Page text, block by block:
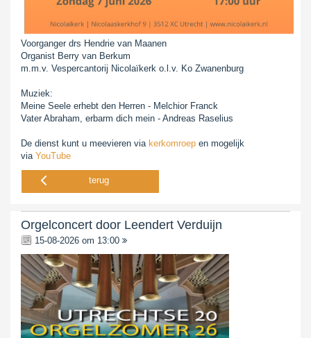
Voorganger drs Hendrie van Maanen
Organist Berry van Berkum
m.m.v. Vespercantorij Nicolaïkerk o.l.v. Ko Zwanenburg
Muziek:
Meine Seele erhebt den Herren - Melchior Franck
Vater Abraham, erbarm dich mein - Andreas Raselius
De dienst kunt u meevieren via kerkomroep en mogelijk
via YouTube
terug
Orgelconcert door Leendert Verduijn
15-08-2026 om 13:00